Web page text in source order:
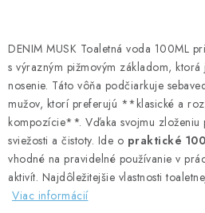
LED SVIEČKY
DISTRIBÚCIA - B2B SPOLUPRÁCA
KONTAKTY
CENY A SPÔSOBY DOPRAVY
DENIM MUSK Toaletná voda 100ML
s výrazným pižmovým základom,
nosenie. Táto vôňa podčiarkuje
mužov, ktorí preferujú **klasické a
kompozície**. Vďaka svojmu zloženiu
sviežosti a čistoty. Ide o praktické
vhodné na pravidelné používanie v
aktivít. Najdôležitejšie vlastnosti
Viac informácií